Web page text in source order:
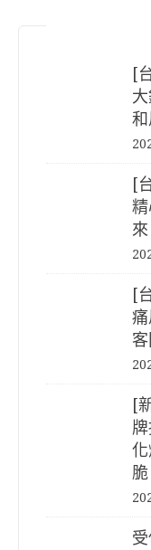
[
[
[
[